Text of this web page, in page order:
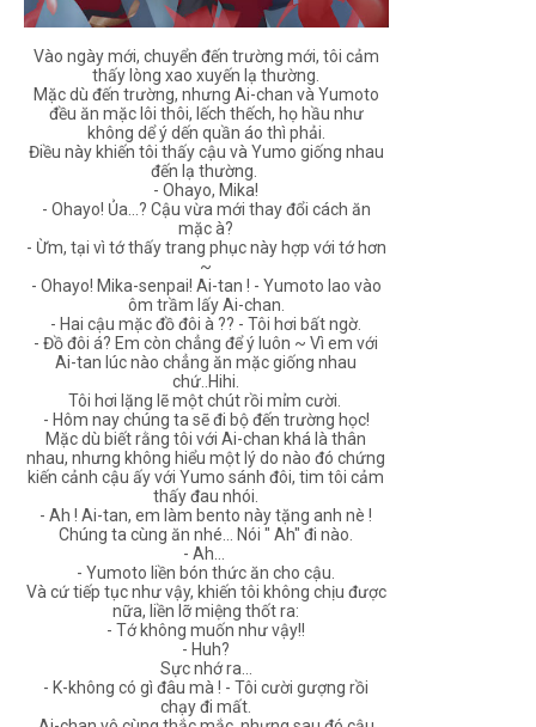
Vào ngày mới, chuyển đến trường mới, tôi cảm
thấy lòng xao xuyến lạ thường.
Mặc dù đến trường, nhưng Ai-chan và Yumoto
đều ăn mặc lôi thôi, lếch thếch, họ hầu như
không dể ý dến quần áo thì phải.
Điều này khiến tôi thấy cậu và Yumo giống nhau
đến lạ thường.
- Ohayo, Mika!
- Ohayo! Ủa...? Cậu vừa mới thay đổi cách ăn
mặc à?
- Ừm, tại vì tớ thấy trang phục này hợp với tớ hơn
~
- Ohayo! Mika-senpai! Ai-tan ! - Yumoto lao vào
ôm trầm lấy Ai-chan.
- Hai cậu mặc đồ đôi à ?? - Tôi hơi bất ngờ.
- Đồ đôi á? Em còn chẳng để ý luôn ~ Vì em với
Ai-tan lúc nào chẳng ăn mặc giống nhau
chứ..Hihi.
Tôi hơi lặng lẽ một chút rồi mỉm cười.
- Hôm nay chúng ta sẽ đi bộ đến trường học!
Mặc dù biết rằng tôi với Ai-chan khá là thân
nhau, nhưng không hiểu một lý do nào đó chứng
kiến cảnh cậu ấy với Yumo sánh đôi, tim tôi cảm
thấy đau nhói.
- Ah ! Ai-tan, em làm bento này tặng anh nè !
Chúng ta cùng ăn nhé... Nói " Ah" đi nào.
- Ah...
- Yumoto liền bón thức ăn cho cậu.
Và cứ tiếp tục như vậy, khiến tôi không chịu được
nữa, liền lỡ miệng thốt ra:
- Tớ không muốn như vậy!!
- Huh?
Sực nhớ ra...
- K-không có gì đâu mà ! - Tôi cười gượng rồi
chạy đi mất.